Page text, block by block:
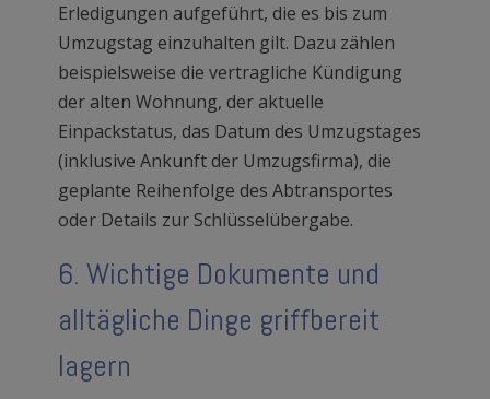
Erledigungen aufgeführt, die es bis zum
Umzugstag einzuhalten gilt. Dazu zählen
beispielsweise die vertragliche Kündigung
der alten Wohnung, der aktuelle
Einpackstatus, das Datum des Umzugstages
(inklusive Ankunft der Umzugsfirma), die
geplante Reihenfolge des Abtransportes
oder Details zur Schlüsselübergabe.
6. Wichtige Dokumente und
alltägliche Dinge griffbereit
lagern